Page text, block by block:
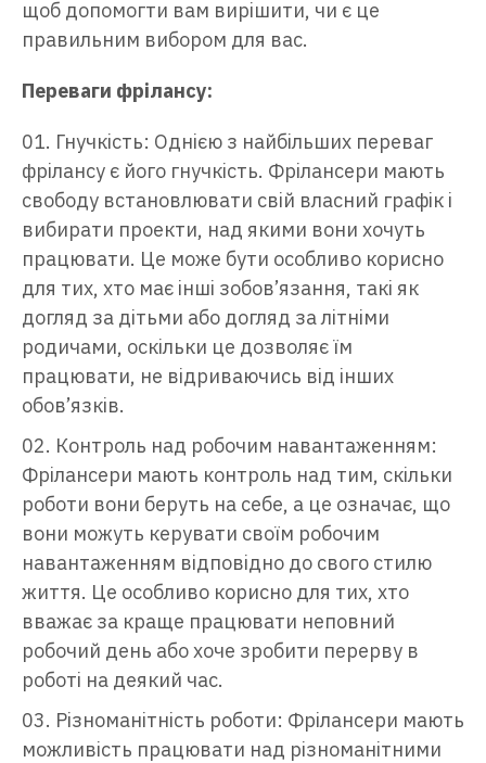
щоб допомогти вам вирішити, чи є це
правильним вибором для вас.
Переваги фрілансу:
Гнучкість: Однією з найбільших переваг
фрілансу є його гнучкість. Фрілансери мають
свободу встановлювати свій власний графік і
вибирати проекти, над якими вони хочуть
працювати. Це може бути особливо корисно
для тих, хто має інші зобов’язання, такі як
догляд за дітьми або догляд за літніми
родичами, оскільки це дозволяє їм
працювати, не відриваючись від інших
обов’язків.
Контроль над робочим навантаженням:
Фрілансери мають контроль над тим, скільки
роботи вони беруть на себе, а це означає, що
вони можуть керувати своїм робочим
навантаженням відповідно до свого стилю
життя. Це особливо корисно для тих, хто
вважає за краще працювати неповний
робочий день або хоче зробити перерву в
роботі на деякий час.
Різноманітність роботи: Фрілансери мають
можливість працювати над різноманітними